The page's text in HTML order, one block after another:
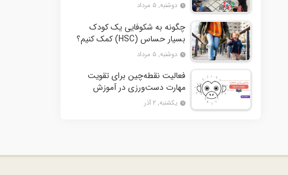
دوشنبه, ۵ مرداد
چگونه به شکوفایی یک کودک
بسیار حساس (HSC) کمک کنیم؟
دوشنبه, ۵ مرداد
فعالیت نقطه‌چین برای تقویت
مهارت دست‌ورزی در آموزش
یکشنبه, ۲ آذر